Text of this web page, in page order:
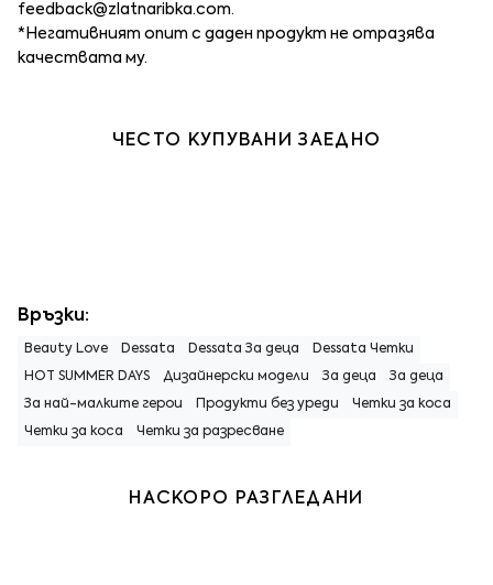
feedback@zlatnaribka.com.
*Негативният опит с даден продукт не отразява
качествата му.
ЧЕСТО КУПУВАНИ ЗАЕДНО
Връзки:
Beauty Love Dessata Dessata За деца Dessata Четки
HOT SUMMER DAYS Дизайнерски модели За деца За деца
За най-малките герои Продукти без уреди Четки за коса
Четки за коса Четки за разресване
НАСКОРО РАЗГЛЕДАНИ